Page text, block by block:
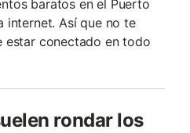
baratos en el Puerto
internet. Así que no te
estar conectado en todo
rondar los